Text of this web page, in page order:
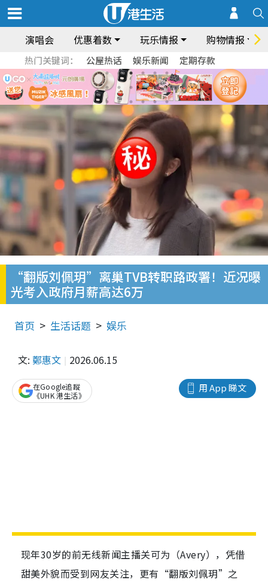
演唱会 优惠着数 玩乐情报 购物情报
热门关键词： 公屋热话 娱乐新闻 定期存款
“翻版刘佩玥”离巢TVB转职路政署！近况曝
光考入政府月薪高达6万
首页 生活话题 娱乐
文: 鄭惠文 2026.06.15
用 App 睇文
在Google追蹤
《UHK 港生活》
现年30岁的前无线新闻主播关可为（Avery），凭借
甜美外貌而受到网友关注，更有“翻版刘佩玥”之